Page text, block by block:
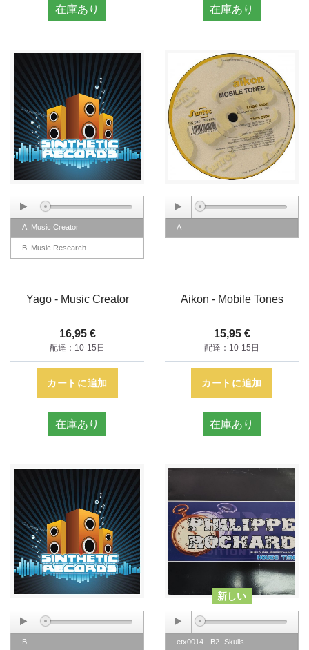
在庫あり 在庫あり
A. Music Creator
B. Music Research
Yago - Music Creator
16,95 €
配達：10-15日
カートに追加
在庫あり
A
Aikon - Mobile Tones
15,95 €
配達：10-15日
カートに追加
在庫あり
B
新しい
etx0014 - B2.-Skulls